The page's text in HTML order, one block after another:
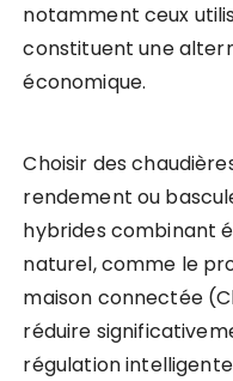
notamment ceux
constituent une
économique.
Choisir des
rendement ou
hybrides combinant
naturel, comme le
maison connectée
réduire
régulation